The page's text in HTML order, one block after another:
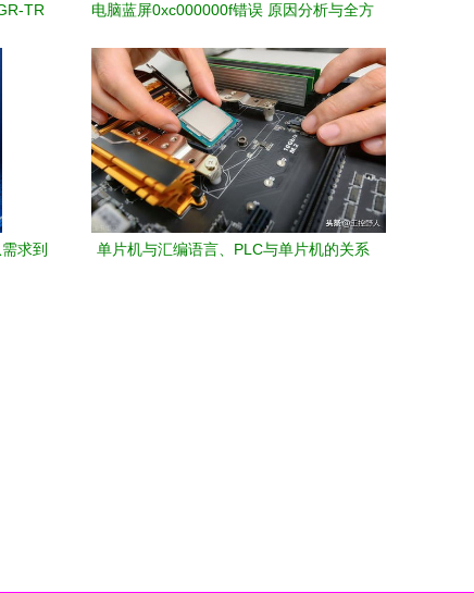
TR
电脑蓝屏0xc000000f错误 原因分析与全方
求到
单片机与汇编语言、PLC与单片机的关系